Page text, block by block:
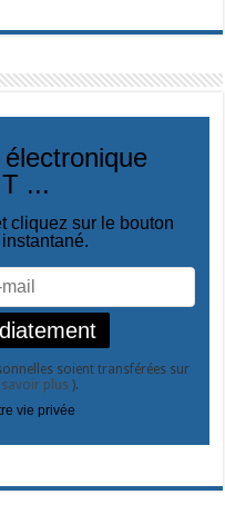
...
cliquez sur le bouton
soient transférées sur
savoir plus).
vie privée